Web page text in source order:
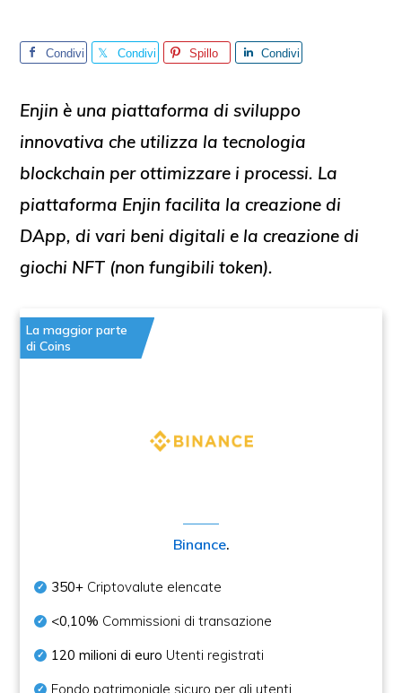
Condivi
Condivi
Spillo
Condivi
Enjin è una piattaforma di sviluppo
innovativa che utilizza la tecnologia
blockchain per ottimizzare i processi. La
piattaforma Enjin facilita la creazione di
DApp, di vari beni digitali e la creazione di
giochi NFT (non fungibili token).
La maggior parte
di Coins
Binance.
350+ Criptovalute elencate
<0,10% Commissioni di transazione
120 milioni di euro Utenti registrati
Fondo patrimoniale sicuro per gli utenti